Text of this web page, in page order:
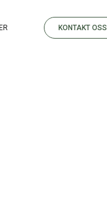
KONTAKT OSS